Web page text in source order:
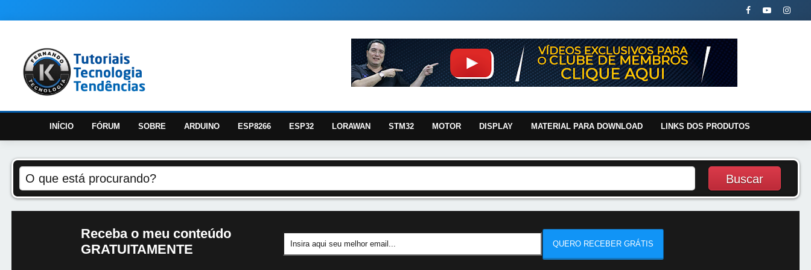
INÍCIO FÓRUM SOBRE ARDUINO ESP8266 ESP32 LORAWAN STM32 MOTOR DISPLAY MATERIAL PARA DOWNLOAD LINKS DOS PRODUTOS
Receba o meu conteúdo
GRATUITAMENTE
QUERO RECEBER GRÁTIS